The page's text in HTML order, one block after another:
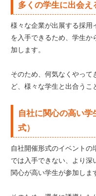
多くの学生に出会え
様々な企業が出展する採用
を入手できるため、学生か
加します。
そのため、何気なくやって
ど、様々な学生と出合うこ
自社に関心の高い
式）
自社開催形式のイベント
では入手できない、より深
関心が高い学生が参加しま